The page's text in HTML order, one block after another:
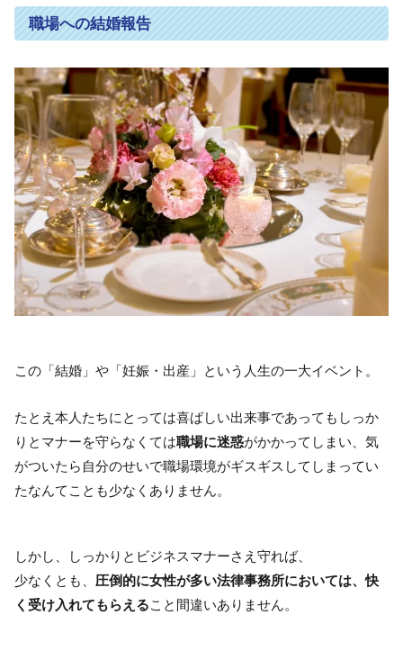
職場への結婚報告
この「結婚」や「妊娠・出産」という人生の一大イベント。
たとえ本人たちにとっては喜ばしい出来事であってもしっか
りとマナーを守らなくては職場に迷惑がかかってしまい、気
がついたら自分のせいで職場環境がギスギスしてしまってい
たなんてことも少なくありません。
しかし、しっかりとビジネスマナーさえ守れば、
少なくとも、 圧倒的に女性が多い法律事務所においては、快
く受け入れてもらえること間違いありません。